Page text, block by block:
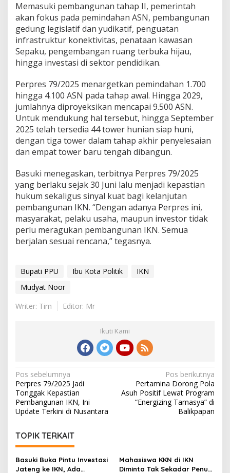
Memasuki pembangunan tahap II, pemerintah
akan fokus pada pemindahan ASN, pembangunan
gedung legislatif dan yudikatif, penguatan
infrastruktur konektivitas, penataan kawasan
Sepaku, pengembangan ruang terbuka hijau,
hingga investasi di sektor pendidikan.
Perpres 79/2025 menargetkan pemindahan 1.700
hingga 4.100 ASN pada tahap awal. Hingga 2029,
jumlahnya diproyeksikan mencapai 9.500 ASN.
Untuk mendukung hal tersebut, hingga September
2025 telah tersedia 44 tower hunian siap huni,
dengan tiga tower dalam tahap akhir penyelesaian
dan empat tower baru tengah dibangun.
Basuki menegaskan, terbitnya Perpres 79/2025
yang berlaku sejak 30 Juni lalu menjadi kepastian
hukum sekaligus sinyal kuat bagi kelanjutan
pembangunan IKN. “Dengan adanya Perpres ini,
masyarakat, pelaku usaha, maupun investor tidak
perlu meragukan pembangunan IKN. Semua
berjalan sesuai rencana,” tegasnya.
Bupati PPU Ibu Kota Politik
IKN
Mudyat Noor
Writer: Tim
Editor: Mr
Ikuti Kami
Navigasi
pos
Pos sebelumnya
Perpres 79/2025 Jadi
Tonggak Kepastian
Pembangunan IKN, Ini
Update Terkini di Nusantara
Pos berikutnya
Pertamina Dorong Pola
Asuh Positif Lewat Program
“Energizing Tamasya” di
Balikpapan
TOPIK TERKAIT
Basuki Buka Pintu Investasi
Jateng ke IKN, Ada
Mahasiswa KKN di IKN
Diminta Tak Sekadar Penuhi